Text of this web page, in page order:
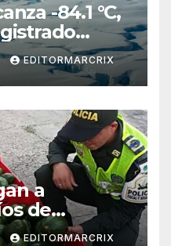
-84.1 °C,
EDITORMARCRIX
a
de
a EU
EDITORMARCRIX